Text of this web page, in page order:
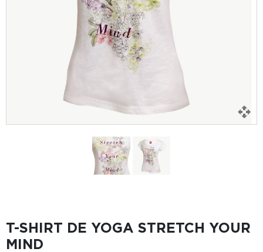
T-SHIRT DE YOGA STRETCH YOUR
MIND